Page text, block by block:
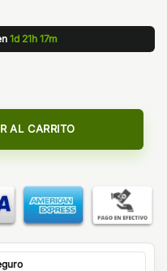
1d 21h 17m
Core Edition Longfill
AL CARRITO